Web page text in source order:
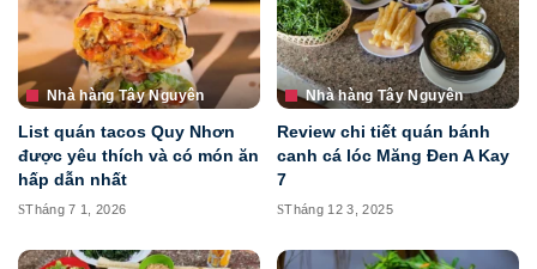
Nhà hàng Tây Nguyên
List quán tacos Quy Nhơn
được yêu thích và có món ăn
hấp dẫn nhất
Tháng 7 1, 2026
Nhà hàng Tây Nguyên
Review chi tiết quán bánh
canh cá lóc Măng Đen A Kay
7
Tháng 12 3, 2025